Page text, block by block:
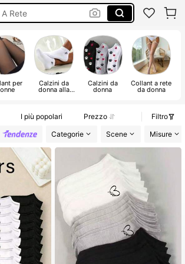
Rete
Donna
per Calzini da
donna alla
Calzini da
donna
Collant a rete
da donna
I più popolari Prezzo
Filtro
Categorie Scene Misure